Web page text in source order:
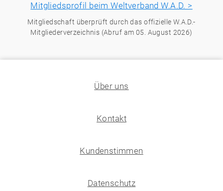
Mitgliedsprofil beim Weltverband W.A.D. >
Mitgliedschaft überprüft durch das offizielle W.A.D.-
Mitgliederverzeichnis (Abruf am 05. August 2026)
Über uns
Kontakt
Kundenstimmen
Datenschutz